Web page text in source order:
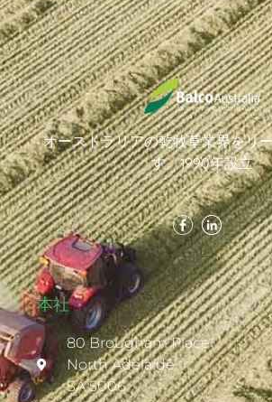
オーストラリアの乾牧草業界をリ
す。1990年設立
本社
80 Brougham Place
North Adelaide
SA 5006